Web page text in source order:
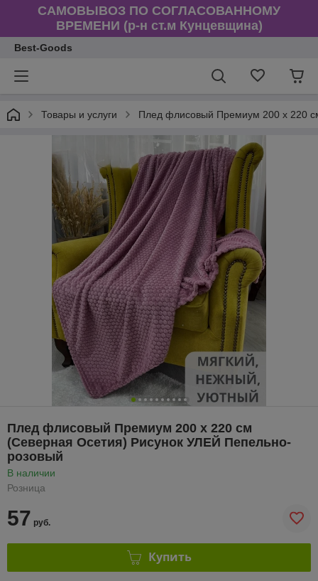
САМОВЫВОЗ ПО СОГЛАСОВАННОМУ
ВРЕМЕНИ (р-н ст.м Кунцевщина)
Best-Goods
Товары и услуги Плед флисовый Премиум 200 х 220
Плед флисовый Премиум 200 х 220 см
(Северная Осетия) Рисунок УЛЕЙ Пепельно-
розовый
В наличии
Розница
57 руб.
Купить